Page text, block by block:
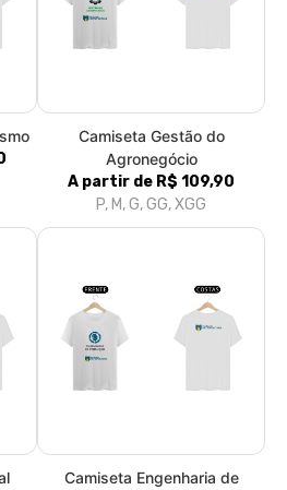
Camiseta Gestão do
Agronegócio
A partir de R$ 109,90
P, M, G, GG, XGG
Camiseta Engenharia de